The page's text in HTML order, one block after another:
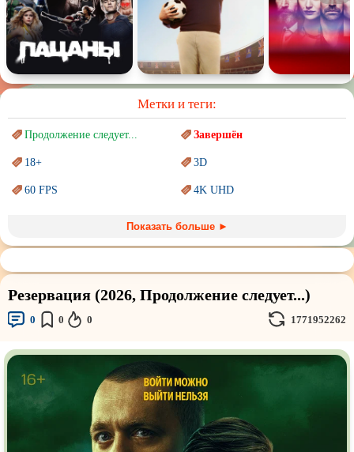
Метки и теги:
Продолжение следует... Завершён
18+ 3D
60 FPS 4K UHD
Marvel PIXAR
Sci-Fi (Научнаяфантастика) Trash (трэш) movies
Авангард иСюрреализм Ангелы и Демоны
Аниме
Врачи Гении
Дорамы Индийское кино
Киберпанк Коллекция
Маги и Волшебники
Показать больше ►
Резервация (2026, Продолжение следует...)
0 0 0 1771952262